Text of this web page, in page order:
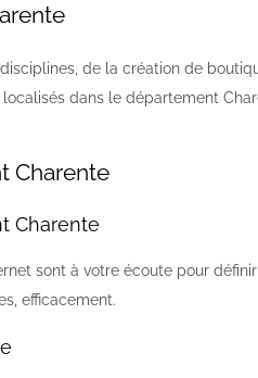
de la création de
dans le département
Charente
Charente
sont à votre écoute pour définir
efficacement.